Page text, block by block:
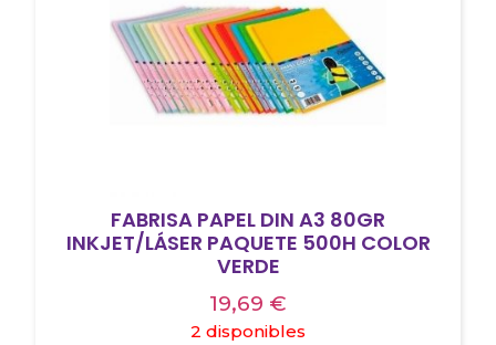
FABRISA PAPEL DIN A3 80GR
INKJET/LÁSER PAQUETE 500H COLOR
VERDE
19,69 €
2 disponibles